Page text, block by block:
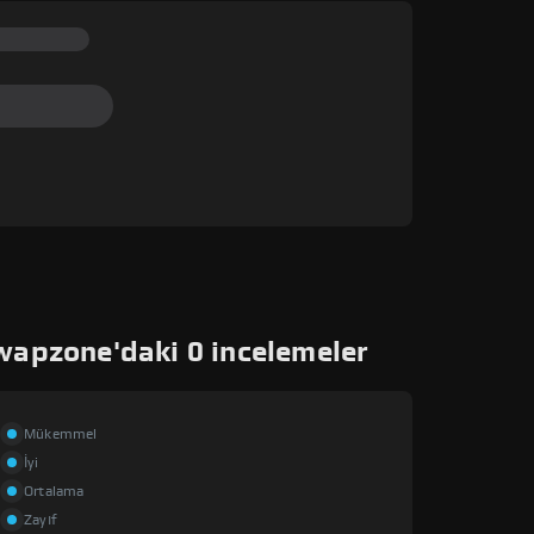
0 incelemeler
Mükemmel
İyi
Ortalama
Zayıf